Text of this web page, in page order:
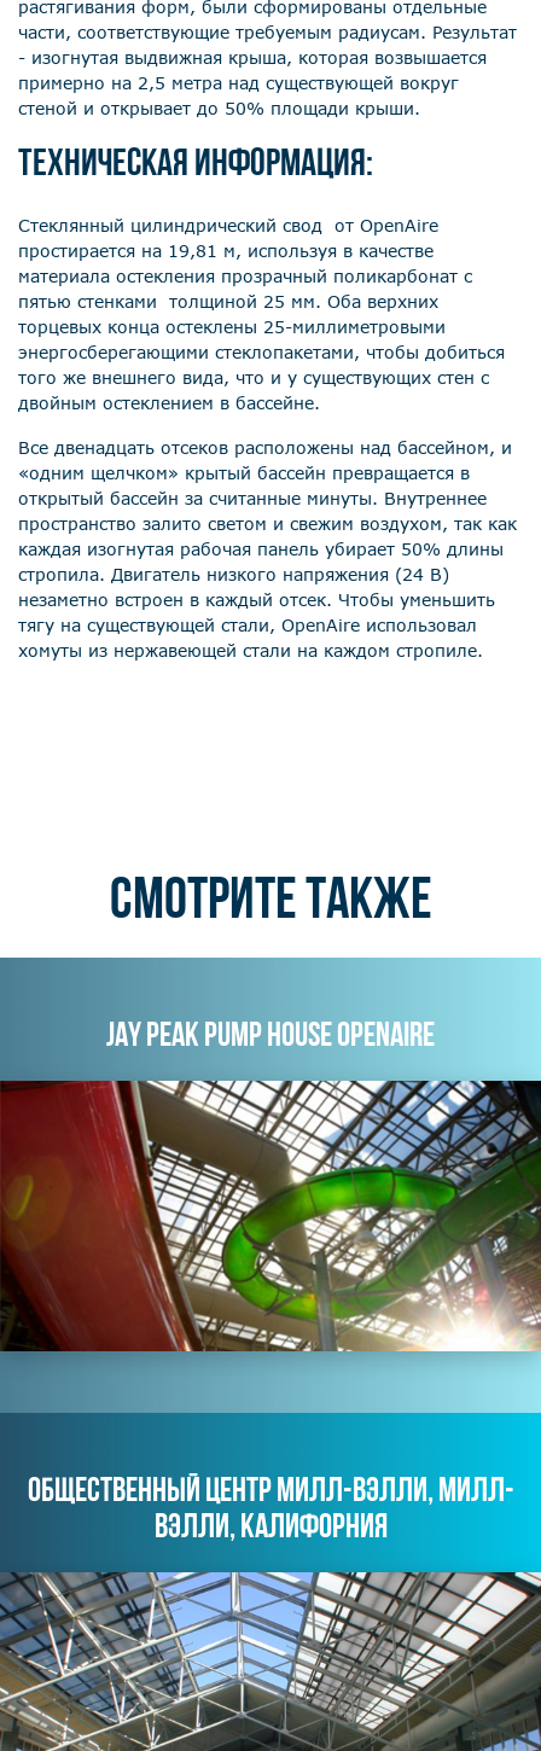
растягивания форм, были сформированы отдельные
части, соответствующие требуемым радиусам. Результат
- изогнутая выдвижная крыша, которая возвышается
примерно на 2,5 метра над существующей вокруг
стеной и открывает до 50% площади крыши.
Техническая информация:
Стеклянный цилиндрический свод от OpenAire
простирается на 19,81 м, используя в качестве
материала остекления прозрачный поликарбонат с
пятью стенками толщиной 25 мм. Оба верхних
торцевых конца остеклены 25-миллиметровыми
энергосберегающими стеклопакетами, чтобы добиться
того же внешнего вида, что и у существующих стен с
двойным остеклением в бассейне.
Все двенадцать отсеков расположены над бассейном, и
«одним щелчком» крытый бассейн превращается в
открытый бассейн за считанные минуты. Внутреннее
пространство залито светом и свежим воздухом, так как
каждая изогнутая рабочая панель убирает 50% длины
стропила. Двигатель низкого напряжения (24 В)
незаметно встроен в каждый отсек. Чтобы уменьшить
тягу на существующей стали, OpenAire использовал
хомуты из нержавеющей стали на каждом стропиле.
СМОТРИТЕ ТАКЖЕ
JAY PEAK PUMP HOUSE OPENAIRE
ОБЩЕСТВЕННЫЙ ЦЕНТР МИЛЛ-ВЭЛЛИ, МИЛЛ-
ВЭЛЛИ, КАЛИФОРНИЯ